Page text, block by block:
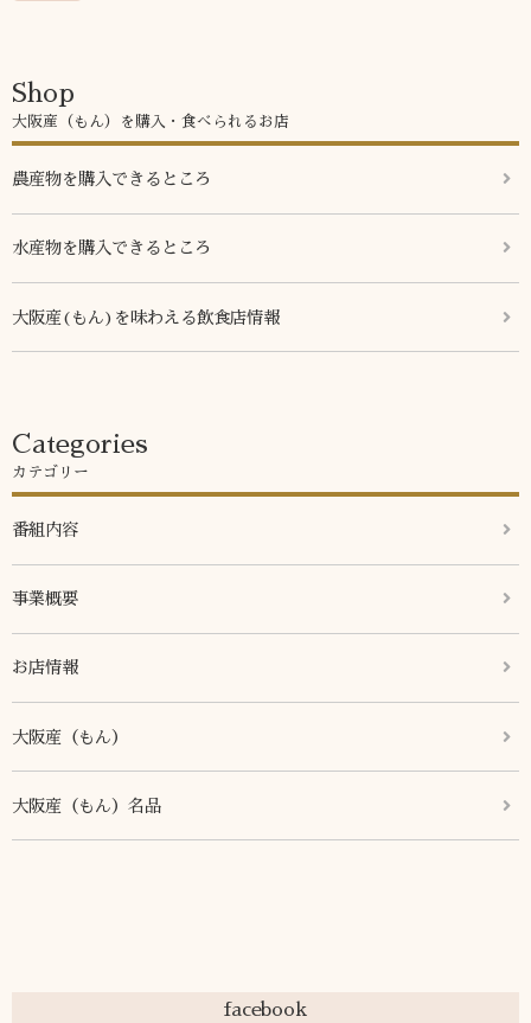
Shop
大阪産（もん）を購入・食べられるお店
農産物を購入できるところ
水産物を購入できるところ
大阪産(もん)を味わえる飲食店情報
Categories
カテゴリー
番組内容
事業概要
お店情報
大阪産（もん）
大阪産（もん）名品
facebook